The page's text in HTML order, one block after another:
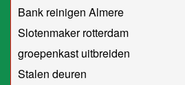
Bank reinigen Almere
Slotenmaker rotterdam
groepenkast uitbreiden
Stalen deuren